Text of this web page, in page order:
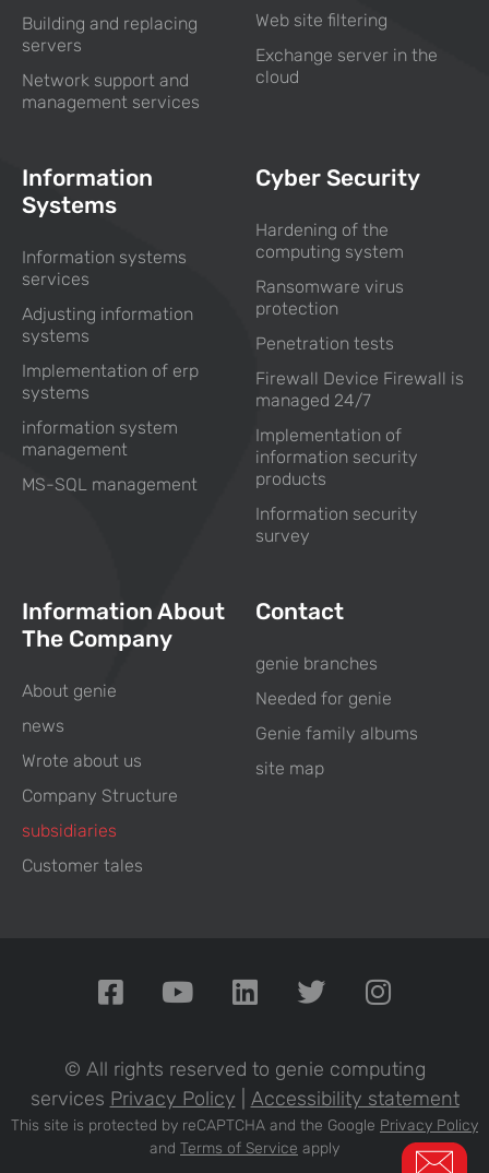
Building and replacing
servers
Network support and
management services
Web site filtering
Exchange server in the
cloud
Information
Systems
Information systems
services
Adjusting information
systems
Implementation of erp
systems
information system
management
MS-SQL management
Cyber Security
Hardening of the
computing system
Ransomware virus
protection
Penetration tests
Firewall Device Firewall is
managed 24/7
Implementation of
information security
products
Information security
survey
Information About
The Company
About genie
news
Wrote about us
Company Structure
subsidiaries
Customer tales
Contact
genie branches
Needed for genie
Genie family albums
site map
© All rights reserved to genie computing
services Privacy Policy Accessibility statement
This site is protected by reCAPTCHA and the Google Privacy Policy
and Terms of Service apply